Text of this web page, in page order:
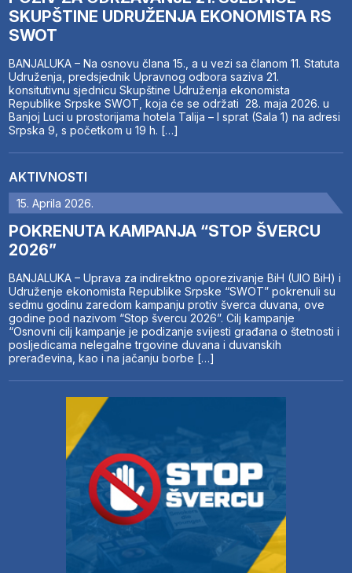
SKUPŠTINE UDRUŽENJA EKONOMISTA RS
SWOT
BANJALUKA – Na osnovu člana 15., a u vezi sa članom 11. Statuta
Udruženja, predsjednik Upravnog odbora saziva 21.
konsitutivnu sjednicu Skupštine Udruženja ekonomista
Republike Srpske SWOT, koja će se održati 28. maja 2026. u
Banjoj Luci u prostorijama hotela Talija – I sprat (Sala 1) na adresi
Srpska 9, s početkom u 19 h. […]
AKTIVNOSTI
15. Aprila 2026.
POKRENUTA KAMPANJA “STOP ŠVERCU
2026”
BANJALUKA – Uprava za indirektno oporezivanje BiH (UIO BiH) i
Udruženje ekonomista Republike Srpske “SWOT” pokrenuli su
sedmu godinu zaredom kampanju protiv šverca duvana, ove
godine pod nazivom “Stop švercu 2026”. Cilj kampanje
“Osnovni cilj kampanje je podizanje svijesti građana o štetnosti i
posljedicama nelegalne trgovine duvana i duvanskih
prerađevina, kao i na jačanju borbe […]